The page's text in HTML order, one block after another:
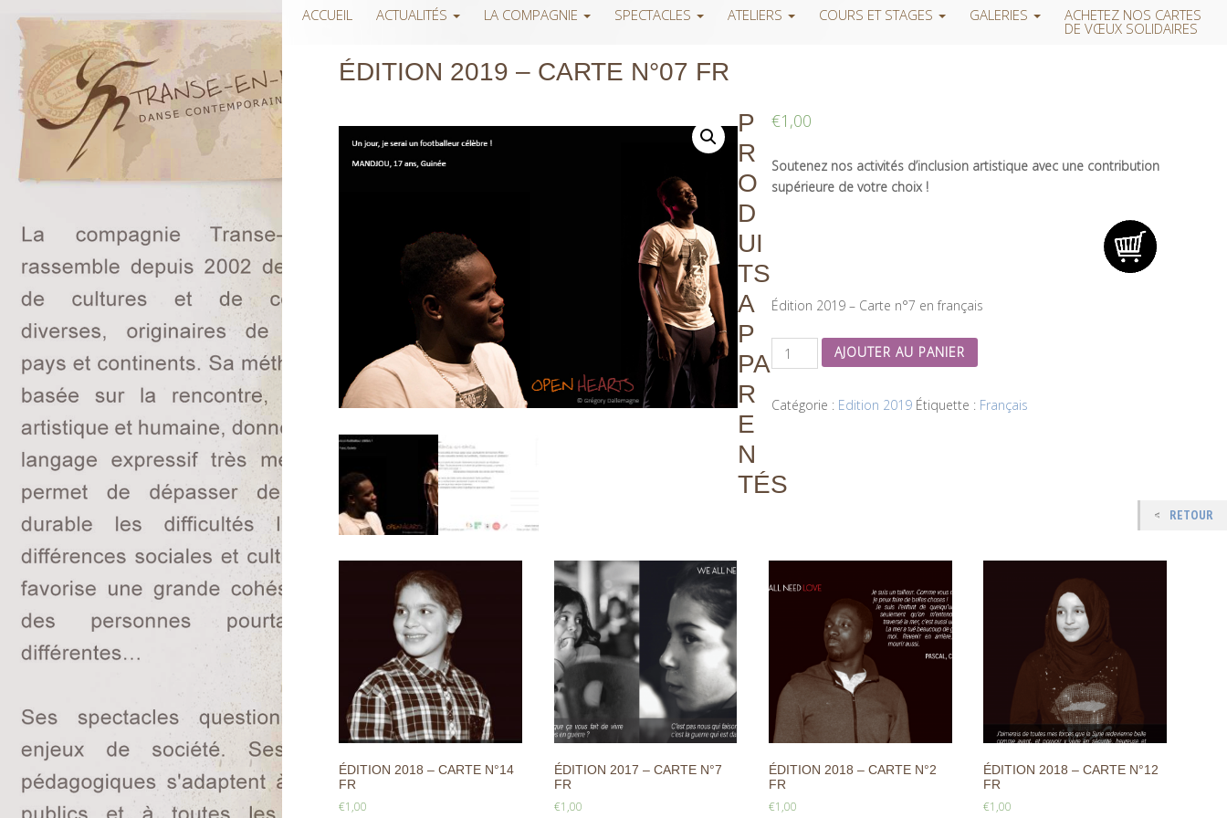
ÉDITION 2019 – CARTE N°07 FR
€1,00
Soutenez nos activités d’inclusion artistique avec une contribution
supérieure de votre choix !
Édition 2019 – Carte n°7 en français
AJOUTER AU PANIER
Catégorie : Edition 2019 Étiquette : Français
P
R
O
D
UI
TS
A
P
PA
R
E
N
TÉS
ÉDITION 2018 – CARTE N°14
FR
€1,00
ÉDITION 2017 – CARTE N°7
FR
€1,00
ÉDITION 2018 – CARTE N°2
FR
€1,00
ÉDITION 2018 – CARTE N°12
FR
€1,00
RETOUR
ACCUEIL ACTUALITÉS LA COMPAGNIE SPECTACLES ATELIERS COURS ET STAGES GALERIES ACHETEZ NOS CARTES
DE VŒUX SOLIDAIRES